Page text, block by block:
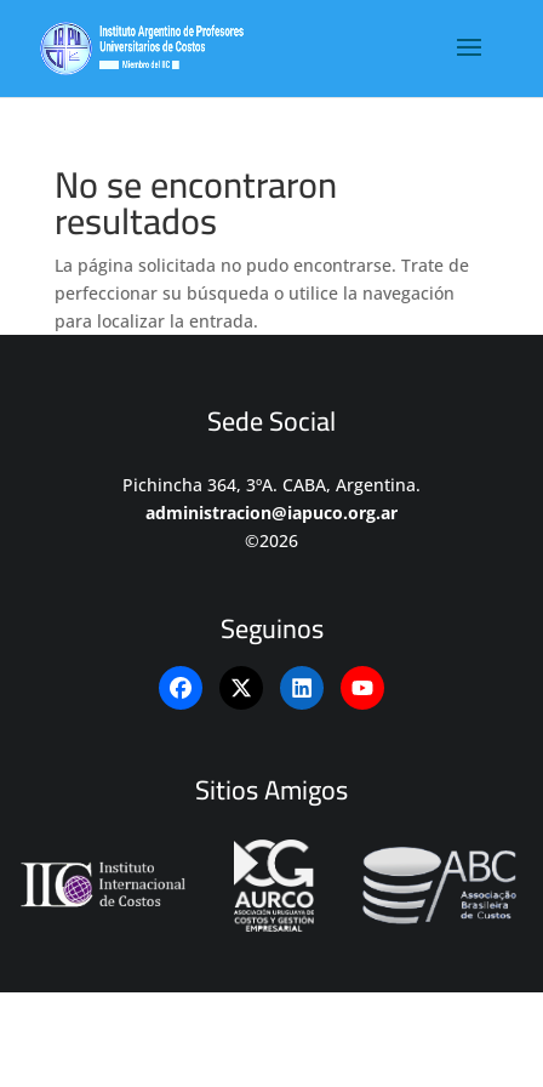
No se encontraron
resultados
La página solicitada no pudo encontrarse. Trate de
perfeccionar su búsqueda o utilice la navegación
para localizar la entrada.
Sede Social
Pichincha 364, 3ºA. CABA, Argentina.
administracion@iapuco.org.ar
©2026
Seguinos
Sitios Amigos